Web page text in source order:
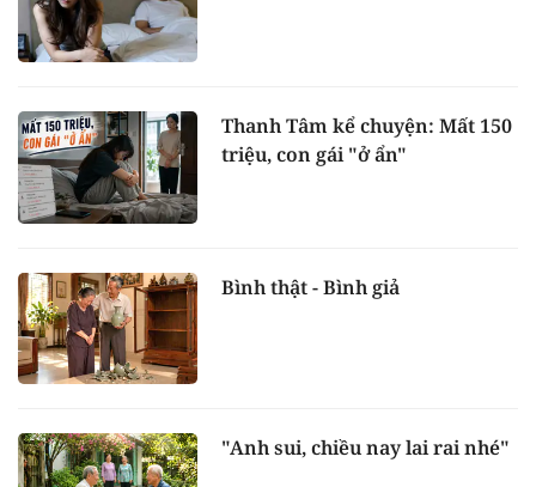
Thanh Tâm kể chuyện: Mất 150
triệu, con gái "ở ẩn"
Bình thật - Bình giả
"Anh sui, chiều nay lai rai nhé"